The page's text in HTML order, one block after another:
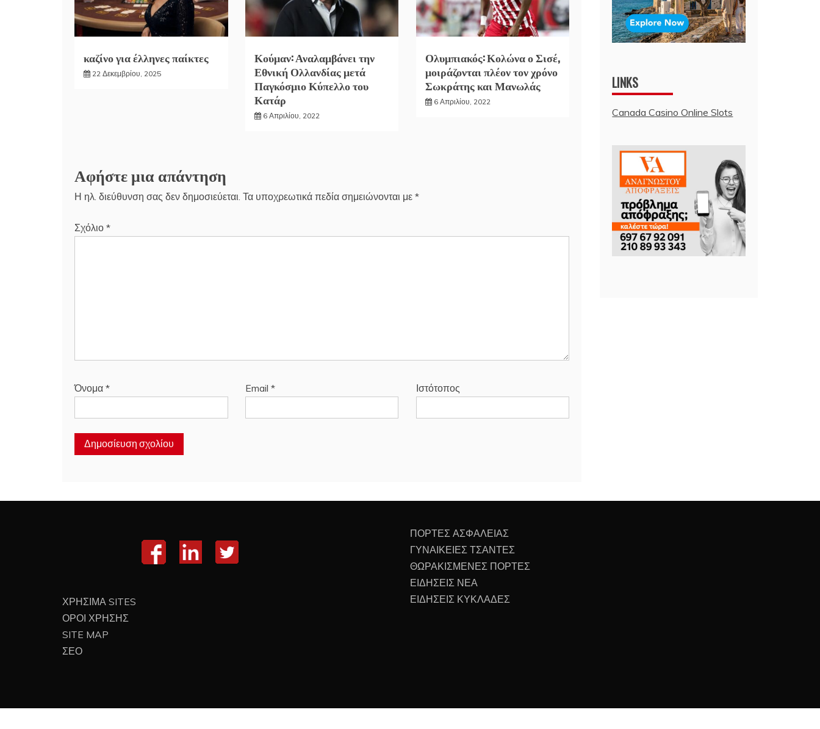
καζίνο για έλληνες παίκτες
22 Δεκεμβρίου, 2025
Κούμαν: Αναλαμβάνει την
Εθνική Ολλανδίας μετά
Παγκόσμιο Κύπελλο του
Κατάρ
6 Απριλίου, 2022
Ολυμπιακός: Κολώνα ο Σισέ,
μοιράζονται πλέον τον χρόνο
Σωκράτης και Μανωλάς
6 Απριλίου, 2022
Αφήστε μια απάντηση
Η ηλ. διεύθυνση σας δεν δημοσιεύεται. Τα υποχρεωτικά πεδία σημειώνονται με *
Σχόλιο *
Όνομα * Email * Ιστότοπος
LINKS
Canada Casino Online Slots
ΧΡΗΣΙΜΑ SITES
ΟΡΟΙ ΧΡΗΣΗΣ
SITE MAP
ΣΕΟ
ΠΟΡΤΕΣ ΑΣΦΑΛΕΙΑΣ
ΓΥΝΑΙΚΕΙΕΣ ΤΣΑΝΤΕΣ
ΘΩΡΑΚΙΣΜΕΝΕΣ ΠΟΡΤΕΣ
ΕΙΔΗΣΕΙΣ ΝΕΑ
ΕΙΔΗΣΕΙΣ ΚΥΚΛΑΔΕΣ